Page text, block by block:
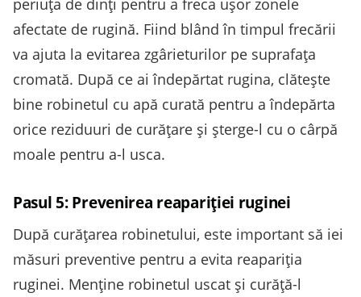
periuța de dinți pentru a freca ușor zonele
afectate de rugină. Fiind blând în timpul frecării
va ajuta la evitarea zgârieturilor pe suprafața
cromată. După ce ai îndepărtat rugina, clătește
bine robinetul cu apă curată pentru a îndepărta
orice reziduuri de curățare și șterge-l cu o cârpă
moale pentru a-l usca.
Pasul 5: Prevenirea reapariției ruginei
După curățarea robinetului, este important să iei
măsuri preventive pentru a evita reapariția
ruginei. Menține robinetul uscat și curăță-l